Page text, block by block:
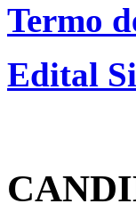
Termo
Edital